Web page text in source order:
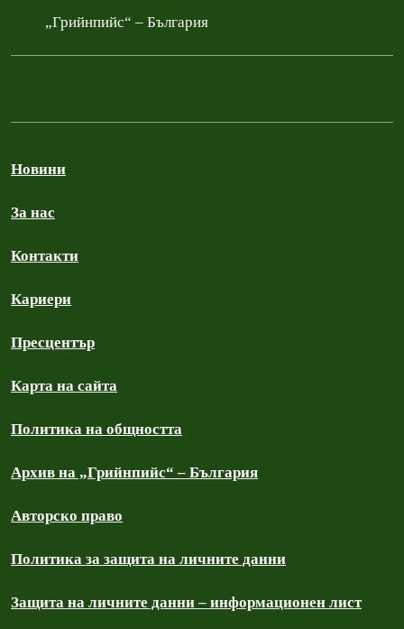
„Грийнпийс“ – България
Новини
За нас
Контакти
Кариери
Пресцентър
Карта на сайта
Политика на общността
Архив на „Грийнпийс“ – България
Авторско право
Политика за защита на личните данни
Защита на личните данни – информационен лист